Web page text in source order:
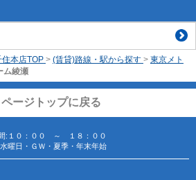
本店TOP > (賃貸)路線・駅から探す > 東京メト
ム綾瀬
ページトップに戻る
:１０：００ ～ １８：００
曜日・ＧＷ・夏季・年末年始